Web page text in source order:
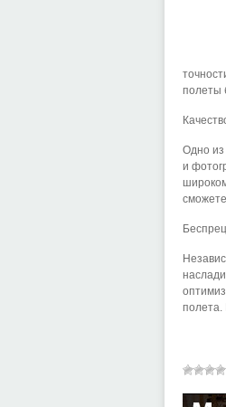
полеты
Одно из
и
полета.